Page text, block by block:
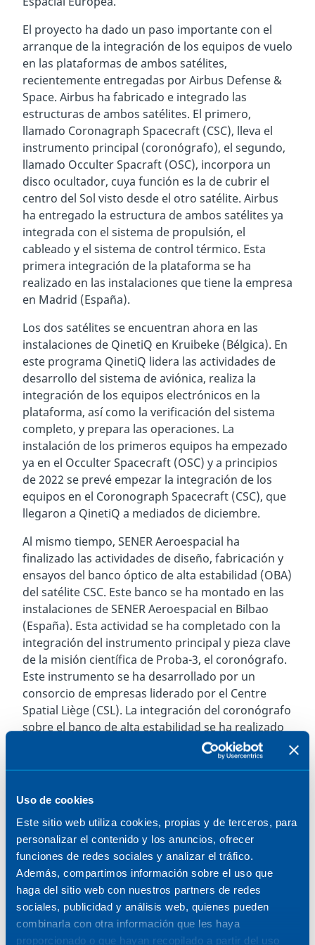
Uso de cookies
Este sitio web utiliza cookies, propias y de terceros, para
personalizar el contenido y los anuncios, ofrecer
funciones de redes sociales y analizar el tráfico.
Además, compartimos información sobre el uso que
haga del sitio web con nuestros partners de redes
sociales, publicidad y análisis web, quienes pueden
combinarla con otra información que les haya
proporcionado o que hayan recopilado a partir del uso
El proyecto ha dado un paso importante con el
arranque de la integración de los equipos de vuelo
en las plataformas de ambos satélites,
recientemente entregadas por Airbus Defense &
Space. Airbus ha fabricado e integrado las
estructuras de ambos satélites. El primero,
llamado Coronagraph Spacecraft (CSC), lleva el
instrumento principal (coronógrafo), el segundo,
llamado Occulter Spacraft (OSC), incorpora un
disco ocultador, cuya función es la de cubrir el
centro del Sol visto desde el otro satélite. Airbus
ha entregado la estructura de ambos satélites ya
integrada con el sistema de propulsión, el
cableado y el sistema de control térmico. Esta
primera integración de la plataforma se ha
realizado en las instalaciones que tiene la empresa
en Madrid (España).
Los dos satélites se encuentran ahora en las
instalaciones de QinetiQ en Kruibeke (Bélgica). En
este programa QinetiQ lidera las actividades de
desarrollo del sistema de aviónica, realiza la
integración de los equipos electrónicos en la
plataforma, así como la verificación del sistema
completo, y prepara las operaciones. La
instalación de los primeros equipos ha empezado
ya en el Occulter Spacecraft (OSC) y a principios
de 2022 se prevé empezar la integración de los
equipos en el Coronograph Spacecraft (CSC), que
llegaron a QinetiQ a mediados de diciembre.
Al mismo tiempo, SENER Aeroespacial ha
finalizado las actividades de diseño, fabricación y
ensayos del banco óptico de alta estabilidad (OBA)
del satélite CSC. Este banco se ha montado en las
instalaciones de SENER Aeroespacial en Bilbao
(España). Esta actividad se ha completado con la
integración del instrumento principal y pieza clave
de la misión científica de Proba-3, el coronógrafo.
Este instrumento se ha desarrollado por un
consorcio de empresas liderado por el Centre
Spatial Liège (CSL). La integración del coronógrafo
sobre el banco de alta estabilidad se ha realizado
por un equipo conjunto de CSL y SENER
Aeroespacial en las instalaciones de CSL en Lieja
QinetiQ y disponibles para su próxima integración
Una vez finalizados los trabajos de integración,
comenzará una campaña intensa de ensayos
previa al lanzamiento, previsto para 2023.
Proba-3, primera misión de vuelo en formación
de precisión